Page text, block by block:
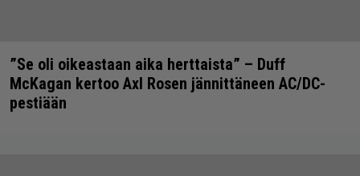
”Se oli oikeastaan aika herttaista” – Duff
McKagan kertoo Axl Rosen jännittäneen AC/DC-
pestiään